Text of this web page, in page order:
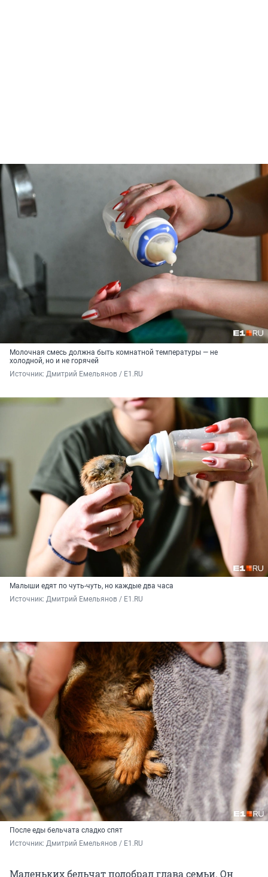
Молочная смесь должна быть комнатной температуры — не
холодной, но и не горячей
Источник: Дмитрий Емельянов / E1.RU
Малыши едят по чуть-чуть, но каждые два часа
Источник: Дмитрий Емельянов / E1.RU
После еды бельчата сладко спят
Источник: Дмитрий Емельянов / E1.RU
Маленьких бельчат подобрал глава семьи. Он